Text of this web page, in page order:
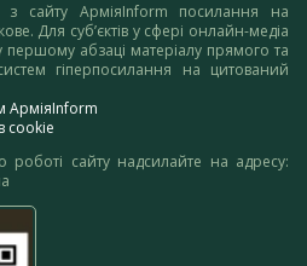
з сайту АрміяInform посилання на
Для суб’єктів у сфері онлайн-медіа
абзаці матеріалу прямого та
гіперпосилання на цитований
АрміяInform
cookie
роботі сайту надсилайте на адресу: